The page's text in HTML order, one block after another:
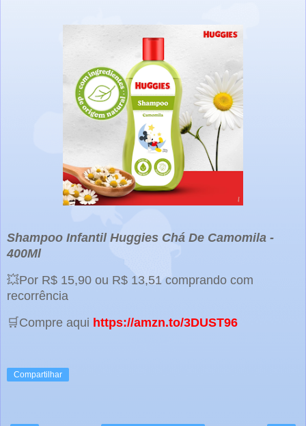
Shampoo Infantil Huggies Chá De Camomila -
400Ml
💥Por R$ 15,90 ou R$ 13,51 comprando com
recorrência
🛒Compre aqui https://amzn.to/3DUST96
Compartilhar